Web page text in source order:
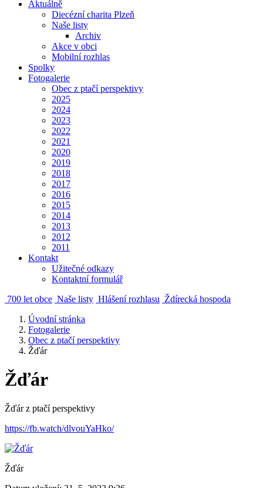
Aktuálně
Diecézní charita Plzeň
Naše listy
Archiv
Akce v obci
Mobilní rozhlas
Spolky
Fotogalerie
Obec z ptačí perspektivy
2025
2024
2023
2022
2021
2020
2019
2018
2017
2016
2015
2014
2013
2012
2011
Kontakt
Užitečné odkazy
Kontaktní formulář
700 let obce Naše listy Hlášení rozhlasu Ždírecká hospoda
Úvodní stránka
Fotogalerie
Obec z ptačí perspektivy
Žďár
Žďár
Žďár z ptačí perspektivy
https://fb.watch/dlvouYaHko/
Žďár